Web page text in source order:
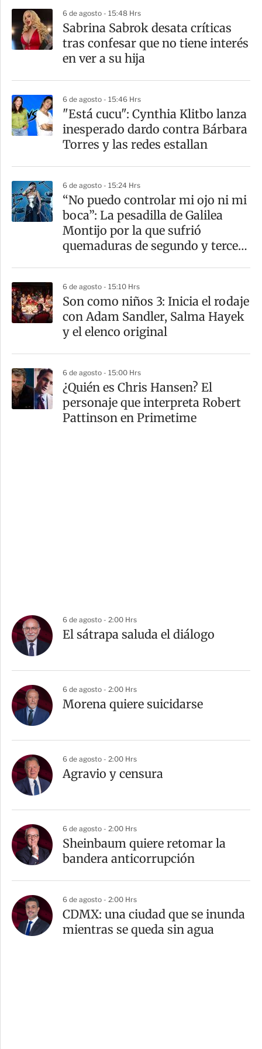
a
r
t
6 de agosto - 15:48 Hrs
Sabrina Sabrok desata críticas
tras confesar que no tiene interés
en ver a su hija
6 de agosto - 15:46 Hrs
"Está cucu": Cynthia Klitbo lanza
inesperado dardo contra Bárbara
Torres y las redes estallan
6 de agosto - 15:24 Hrs
“No puedo controlar mi ojo ni mi
boca”: La pesadilla de Galilea
Montijo por la que sufrió
quemaduras de segundo y tercer
6 de agosto - 15:10 Hrs
Son como niños 3: Inicia el rodaje
con Adam Sandler, Salma Hayek
y el elenco original
6 de agosto - 15:00 Hrs
¿Quién es Chris Hansen? El
personaje que interpreta Robert
Pattinson en Primetime
6 de agosto - 2:00 Hrs
El sátrapa saluda el diálogo
6 de agosto - 2:00 Hrs
Morena quiere suicidarse
6 de agosto - 2:00 Hrs
Agravio y censura
6 de agosto - 2:00 Hrs
Sheinbaum quiere retomar la
bandera anticorrupción
6 de agosto - 2:00 Hrs
CDMX: una ciudad que se inunda
mientras se queda sin agua